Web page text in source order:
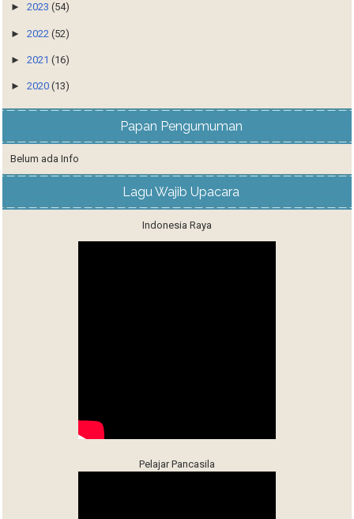
►2023(54)
►2022(52)
►2021(16)
►2020(13)
Papan Pengumuman
Belum ada Info
Lagu Wajib Upacara
Indonesia Raya
Pelajar Pancasila